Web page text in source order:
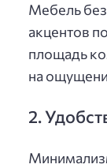
Мебель
акцентов
площадь
на
2.